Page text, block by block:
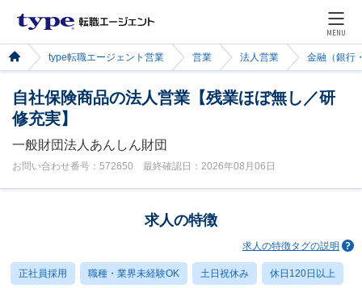
MENU
type転職エージェント営業 営業 法人営業 金融（銀行
自社保険商品の法人営業【残業ほぼ無し／研
修充実】
一般財団法人あんしん財団
お問い合わせ番号：572650 最終確認日：2026年08月06日
求人の特徴
求人の特徴タグの説明
正社員採用 職種・業界未経験OK 土日祝休み 休日120日以上